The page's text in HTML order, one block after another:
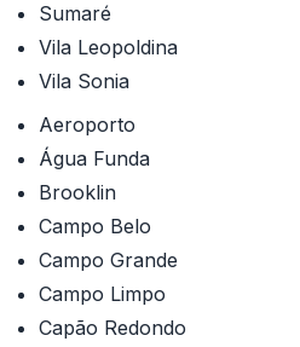
Sumaré
Vila Leopoldina
Vila Sonia
Aeroporto
Água Funda
Brooklin
Campo Belo
Campo Grande
Campo Limpo
Capão Redondo